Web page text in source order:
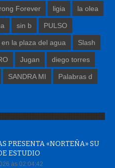
Forever ligia la olea
sin b PULSO
la plaza del agua Slash
Jugan diego torres
SANDRA MI Palabras d
PRESENTA «NORTEÑA» SU
ESTUDIO
às 02:04:42